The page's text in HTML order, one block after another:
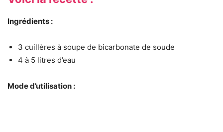
Ingrédients :
3 cuillères à soupe de bicarbonate de soude
4 à 5 litres d’eau
Mode d’utilisation :